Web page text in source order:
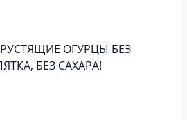
ОГУРЦЫ БЕЗ
БЕЗ САХАРА!